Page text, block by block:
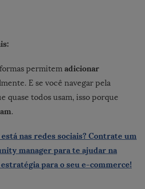
permitem adicionar
E se você navegar pela
quase todos usam, isso porque
.
nas redes sociais? Contrate um
manager para te ajudar na
para o seu e-commerce!